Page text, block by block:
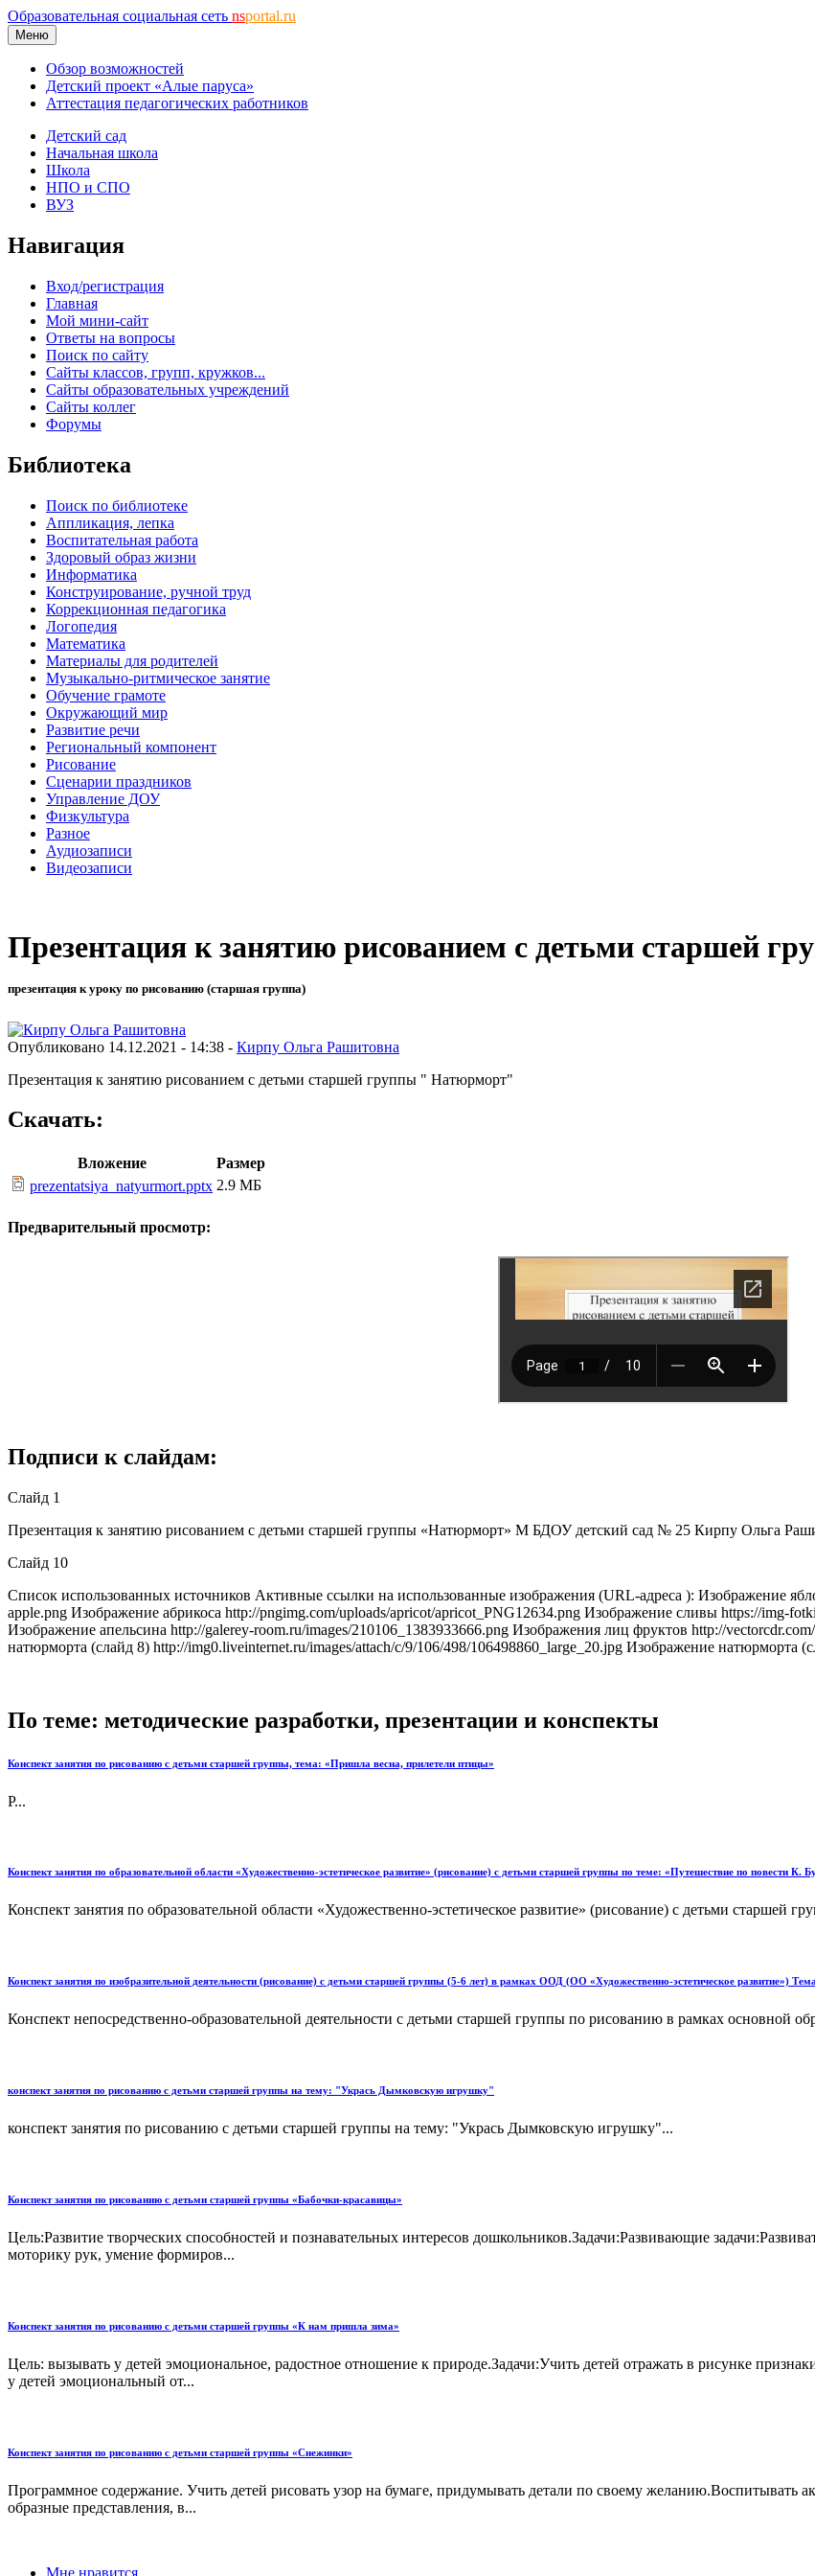
Образовательная социальная сеть nsportal.ru
Меню
Обзор возможностей
Детский проект «Алые паруса»
Аттестация педагогических работников
Детский сад
Начальная школа
Школа
НПО и СПО
ВУЗ
Навигация
Вход/регистрация
Главная
Мой мини-сайт
Ответы на вопросы
Поиск по сайту
Сайты классов, групп, кружков...
Сайты образовательных учреждений
Сайты коллег
Форумы
Библиотека
Поиск по библиотеке
Аппликация, лепка
Воспитательная работа
Здоровый образ жизни
Информатика
Конструирование, ручной труд
Коррекционная педагогика
Логопедия
Математика
Материалы для родителей
Музыкально-ритмическое занятие
Обучение грамоте
Окружающий мир
Развитие речи
Региональный компонент
Рисование
Сценарии праздников
Управление ДОУ
Физкультура
Разное
Аудиозаписи
Видеозаписи
Презентация к занятию рисованием с детьми старшей
презентация к уроку по рисованию (старшая группа)
Опубликовано 14.12.2021 - 14:38 - Кирпу Ольга Рашитовна
Презентация к занятию рисованием с детьми старшей группы " Натюрморт"
Скачать:
Вложение
Размер
prezentatsiya_natyurmort.pptx 2.9 МБ
Предварительный просмотр:
Подписи к слайдам:
Слайд 1
Презентация к занятию рисованием с детьми старшей группы «Натюрморт» М БДОУ детский сад № 25 Кирпу Ольга
Слайд 10
Список использованных источников Активные ссылки на использованные изображения (URL-адреса ): Изображение
apple.png Изображение абрикоса http://pngimg.com/uploads/apricot/apricot_PNG12634.png Изображение сливы https://img-
Изображение апельсина http://galerey-room.ru/images/210106_1383933666.png Изображения лиц фруктов http://
натюрморта (слайд 8) http://img0.liveinternet.ru/images/attach/c/9/106/498/106498860_large_20.jpg Изображение натюрморта
По теме: методические разработки, презентации и конспекты
Конспект занятия по рисованию с детьми старшей группы, тема: «Пришла весна, прилетели птицы»
Р...
Конспект занятия по образовательной области «Художественно-эстетическое развитие» (рисование) с детьми старшей группы по теме: «Путешествие по повести К.
Конспект занятия по образовательной области «Художественно-эстетическое развитие» (рисование) с детьми старшей
Конспект занятия по изобразительной деятельности (рисование) с детьми старшей группы (5-6 лет) в рамках ООД (ОО «Художественно-эстетическое развитие»)
Конспект непосредственно-образовательной деятельности с детьми старшей группы по рисованию в рамках основной
конспект занятия по рисованию с детьми старшей группы на тему: "Укрась Дымковскую игрушку"
конспект занятия по рисованию с детьми старшей группы на тему: "Укрась Дымковскую игрушку"...
Конспект занятия по рисованию с детьми старшей группы «Бабочки-красавицы»
Цель:Развитие творческих способностей и познавательных интересов дошкольников.Задачи:Развивающие
моторику рук, умение формиров...
Конспект занятия по рисованию с детьми старшей группы «К нам пришла зима»
Цель: вызывать у детей эмоциональное, радостное отношение к природе.Задачи:Учить детей отражать в рисунке
у детей эмоциональный от...
Конспект занятия по рисованию с детьми старшей группы «Снежинки»
Программное содержание. Учить детей рисовать узор на бумаге, придумывать детали по своему желанию.Воспитывать
образные представления, в...